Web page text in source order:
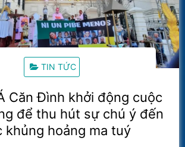
TIN TỨC
Căn Đình khởi động cuộc
để thu hút sự chú ý đến
khủng hoảng ma tuý